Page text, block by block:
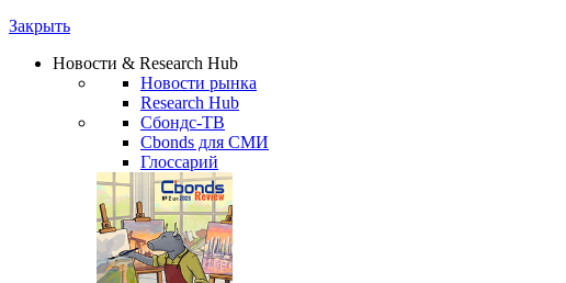
Закрыть
Новости & Research Hub
Новости рынка
Research Hub
Сбондс-ТВ
Cbonds для СМИ
Глоссарий